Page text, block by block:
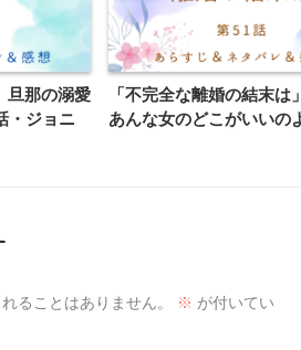
旦那の溺愛
・ジョニ
「不完全な離婚の結末は
あんな女のどこがいいの
ることはありません。 ※ が付いてい